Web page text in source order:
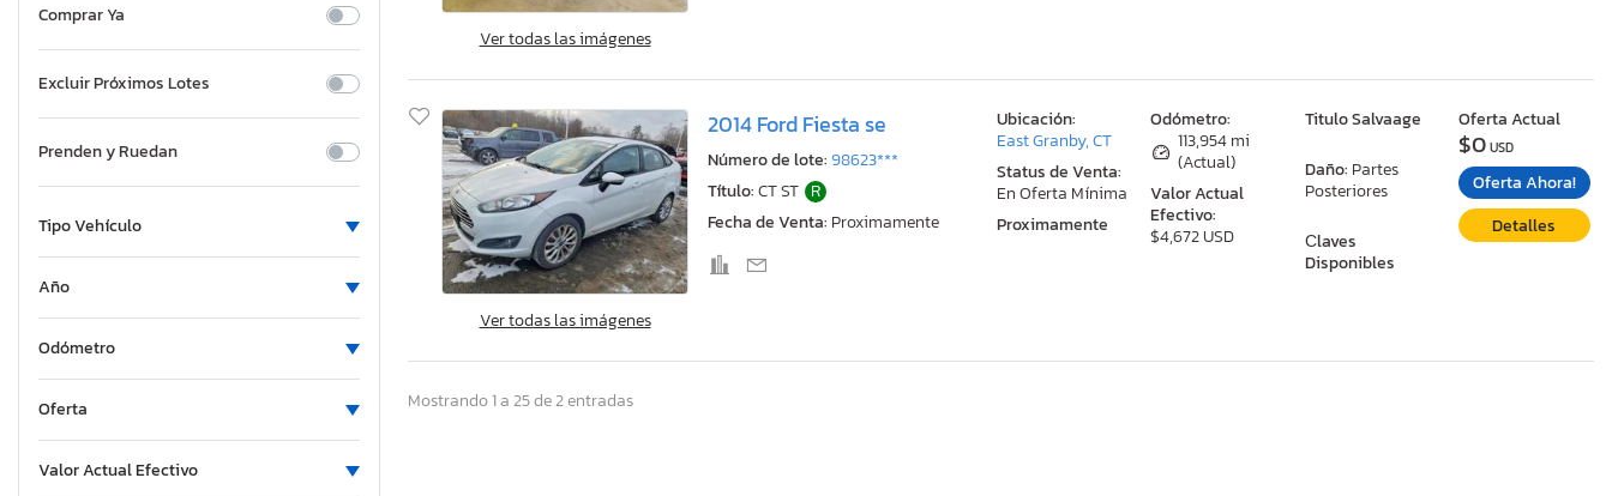
Comprar Ya
Excluir Próximos Lotes
Prenden y Ruedan
Tipo Vehículo
Año
Odómetro
Oferta
Valor Actual Efectivo
Ver todas las imágenes
Ver todas las imágenes
2014 Ford Fiesta se
Número de lote:98623***
Título:CT ST R
Fecha de Venta: Proximamente
Odómetro:
113,954 mi
(Actual)
Valor Actual
Efectivo:
$4,672 USD
Titulo Salvaage
Daño: Partes
Posteriores
Сlaves
Disponibles
Ubicación:
East Granby, CT
Status de Venta:
En Oferta Mínima
Proximamente
Oferta Actual
$0USD
Oferta Ahora!
Detalles
Mostrando 1 a 25 de 2 entradas